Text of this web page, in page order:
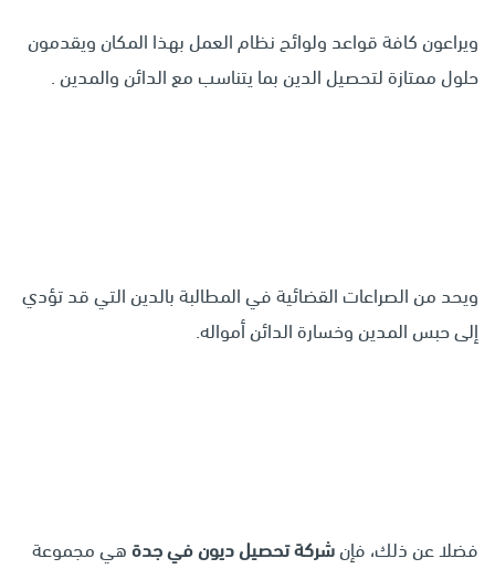
ويراعون كافة قواعد ولوائح نظام العمل بهذا المكان ويقدمون
حلول ممتازة لتحصيل الدين بما يتناسب مع الدائن والمدين .
ويحد من الصراعات القضائية في المطالبة بالدين التي قد تؤدي
إلى حبس المدين وخسارة الدائن أمواله.
فضلا عن ذلك، فإنشركة تحصيل ديون في جدةهي مجموعة